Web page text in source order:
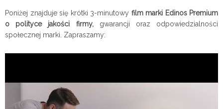
Poniżej znajduje się krótki 3-minutowy film marki Edinos Premium
o polityce jakości firmy, gwarancji oraz odpowiedzialności
społecznej marki. Zapraszamy: